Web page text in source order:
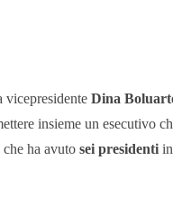
vicepresidente Dina
insieme un esecutivo
ha avuto sei presidenti